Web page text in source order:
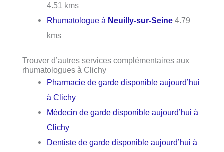
4.51 kms
Rhumatologue à Neuilly-sur-Seine 4.79
kms
Trouver d’autres services complémentaires aux
rhumatologues à Clichy
Pharmacie de garde disponible aujourd’hui
à Clichy
Médecin de garde disponible aujourd’hui à
Clichy
Dentiste de garde disponible aujourd’hui à